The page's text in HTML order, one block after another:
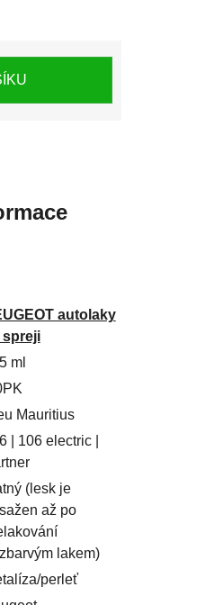
autolaky
spreji
ml
Mauritius
| 106 electric |
(lesk je
až po
lakem)
perleť